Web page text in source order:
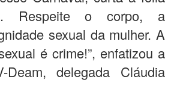
Respeite o corpo, a
sexual da mulher. A
é crime!”, enfatizou a
delegada Cláudia